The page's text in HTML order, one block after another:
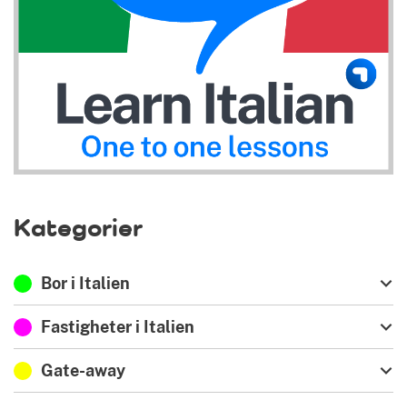
Kategorier
Bor i Italien
Fastigheter i Italien
Gate-away